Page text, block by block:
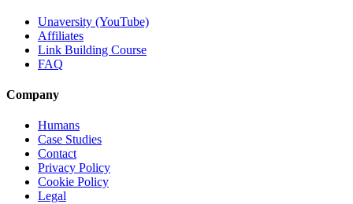
Unaversity (YouTube)
Affiliates
Link Building Course
FAQ
Company
Humans
Case Studies
Contact
Privacy Policy
Cookie Policy
Legal